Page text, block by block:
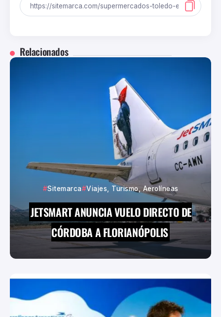
Relacionados
Sitemarca Viajes, Turismo, Aerolíneas
JETSMART ANUNCIA VUELO DIRECTO DE
CÓRDOBA A FLORIANÓPOLIS